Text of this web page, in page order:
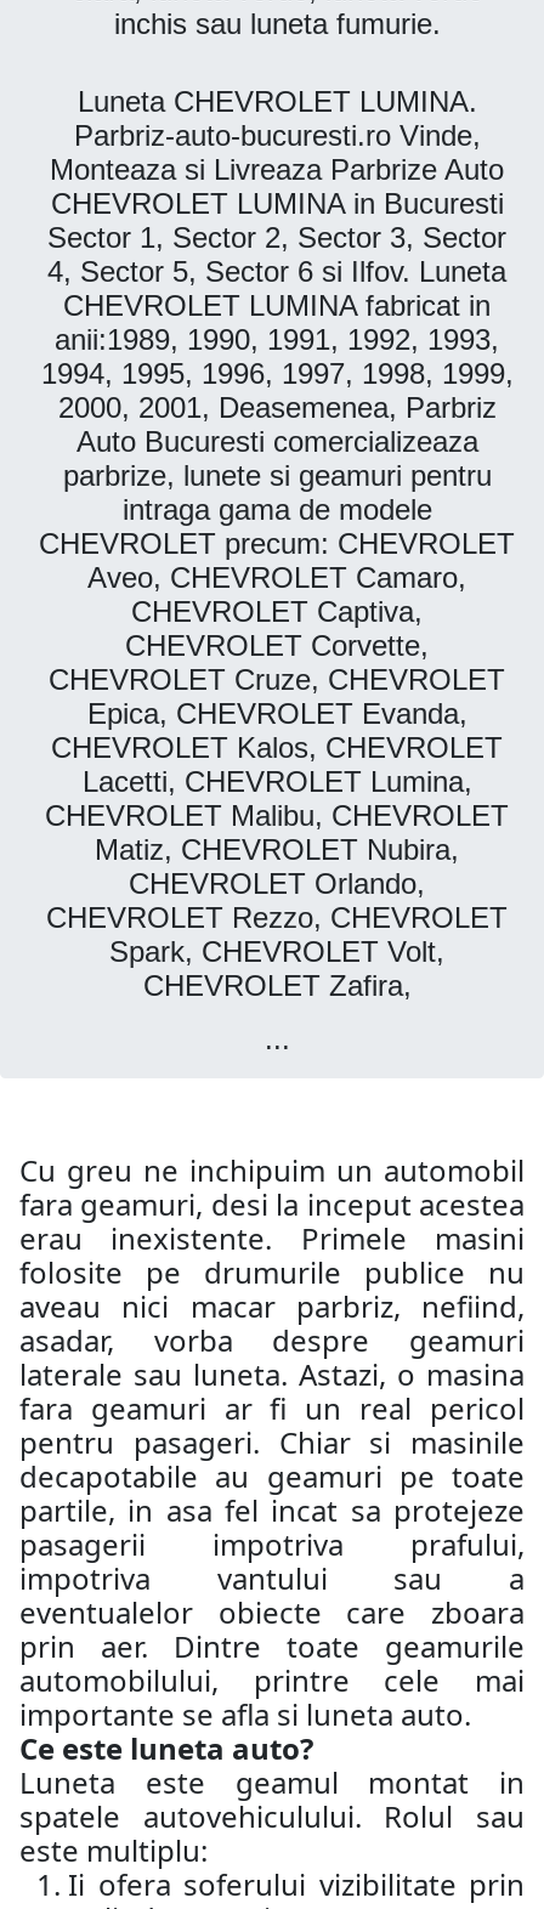
inchis sau luneta fumurie.
Luneta CHEVROLET LUMINA.
Parbriz-auto-bucuresti.ro Vinde,
Monteaza si Livreaza Parbrize Auto
CHEVROLET LUMINA in Bucuresti
Sector 1, Sector 2, Sector 3, Sector
4, Sector 5, Sector 6 si Ilfov. Luneta
CHEVROLET LUMINA fabricat in
anii:1989, 1990, 1991, 1992, 1993,
1994, 1995, 1996, 1997, 1998, 1999,
2000, 2001, Deasemenea, Parbriz
Auto Bucuresti comercializeaza
parbrize, lunete si geamuri pentru
intraga gama de modele
CHEVROLET precum: CHEVROLET
Aveo, CHEVROLET Camaro,
CHEVROLET Captiva,
CHEVROLET Corvette,
CHEVROLET Cruze, CHEVROLET
Epica, CHEVROLET Evanda,
CHEVROLET Kalos, CHEVROLET
Lacetti, CHEVROLET Lumina,
CHEVROLET Malibu, CHEVROLET
Matiz, CHEVROLET Nubira,
CHEVROLET Orlando,
CHEVROLET Rezzo, CHEVROLET
Spark, CHEVROLET Volt,
CHEVROLET Zafira,
...
Cu greu ne inchipuim un automobil
fara geamuri, desi la inceput acestea
erau inexistente. Primele masini
folosite pe drumurile publice nu
aveau nici macar parbriz, nefiind,
asadar, vorba despre geamuri
laterale sau luneta. Astazi, o masina
fara geamuri ar fi un real pericol
pentru pasageri. Chiar si masinile
decapotabile au geamuri pe toate
partile, in asa fel incat sa protejeze
pasagerii impotriva prafului,
impotriva vantului sau a
eventualelor obiecte care zboara
prin aer. Dintre toate geamurile
automobilului, printre cele mai
importante se afla si luneta auto.
Ce este luneta auto?
Luneta este geamul montat in
spatele autovehiculului. Rolul sau
este multiplu:
Ii ofera soferului vizibilitate prin